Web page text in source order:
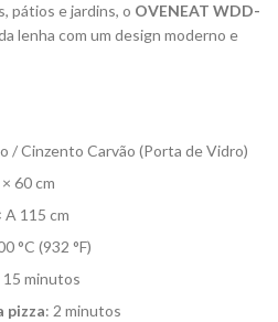
pátios e jardins, o OVENEAT WDD-
lenha com um design moderno e
/ Cinzento Carvão (Porta de Vidro)
60 cm
A 115 cm
°C (932 °F)
15 minutos
pizza: 2 minutos